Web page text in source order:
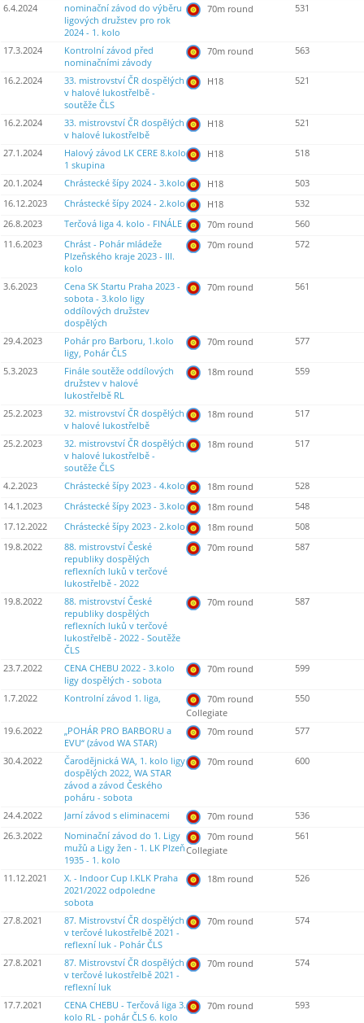
6.4.2024
nominační závod do výběru
ligových družstev pro rok
2024 - 1. kolo
70m round 531
17.3.2024
Kontrolní závod před
nominačními závody
70m round 563
16.2.2024
33. mistrovství ČR dospělých
v halové lukostřelbě -
soutěže ČLS
H18 521
16.2.2024
33. mistrovství ČR dospělých
v halové lukostřelbě
H18 521
27.1.2024
Halový závod LK CERE 8.kolo
1 skupina
H18 518
20.1.2024 Chrástecké šípy 2024 - 3.kolo H18
503
16.12.2023
Chrástecké šípy 2024 - 2.kolo H18
532
26.8.2023
Terčová liga 4. kolo - FINÁLE 70m round
560
11.6.2023
Chrást - Pohár mládeže
Plzeňského kraje 2023 - III.
kolo
70m round 572
3.6.2023
Cena SK Startu Praha 2023 -
sobota - 3.kolo ligy
oddílových družstev
dospělých
70m round 561
29.4.2023
Pohár pro Barboru, 1.kolo
ligy, Pohár ČLS
70m round 577
5.3.2023
Finále soutěže oddílových
družstev v halové
lukostřelbě RL
18m round 559
25.2.2023
32. mistrovství ČR dospělých
v halové lukostřelbě
18m round 517
25.2.2023
32. mistrovství ČR dospělých
v halové lukostřelbě -
soutěže ČLS
18m round 517
4.2.2023 Chrástecké šípy 2023 - 4.kolo 18m round
528
14.1.2023
Chrástecké šípy 2023 - 3.kolo 18m round
548
17.12.2022
Chrástecké šípy 2023 - 2.kolo 18m round
508
19.8.2022
88. mistrovství České
republiky dospělých
reflexních luků v terčové
lukostřelbě - 2022
70m round 587
19.8.2022
88. mistrovství České
republiky dospělých
reflexních luků v terčové
lukostřelbě - 2022 - Soutěže
ČLS
70m round 587
23.7.2022
CENA CHEBU 2022 - 3.kolo
ligy dospělých - sobota
70m round 599
1.7.2022 Kontrolní závod 1. liga,
70m round
Collegiate
550
19.6.2022
„POHÁR PRO BARBORU a
EVU“ (závod WA STAR)
70m round 577
30.4.2022
Čarodějnická WA, 1. kolo ligy
dospělých 2022, WA STAR
závod a závod Českého
poháru - sobota
70m round 600
24.4.2022 Jarní závod s eliminacemi 70m round
536
26.3.2022
Nominační závod do 1. Ligy
mužů a Ligy žen - 1. LK Plzeň
1935 - 1. kolo
70m round
Collegiate
561
11.12.2021
X. - Indoor Cup I.KLK Praha
2021/2022 odpoledne
sobota
18m round 526
27.8.2021
87. Mistrovství ČR dospělých
v terčové lukostřelbě 2021 -
reflexní luk - Pohár ČLS
70m round 574
27.8.2021
87. Mistrovství ČR dospělých
v terčové lukostřelbě 2021 -
reflexní luk
70m round 574
17.7.2021
CENA CHEBU - Terčová liga 3.
kolo RL - pohár ČLS 6. kolo
70m round 593